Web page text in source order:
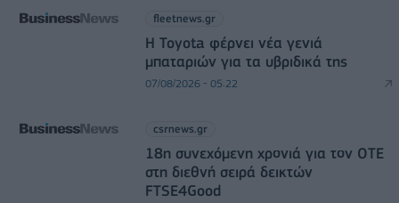
fleetnews.gr
Η Toyota φέρνει νέα γενιά
μπαταριών για τα υβριδικά της
07/08/2026 - 05:22
csrnews.gr
18η συνεχόμενη χρονιά για τον ΟΤΕ
στη διεθνή σειρά δεικτών
FTSE4Good